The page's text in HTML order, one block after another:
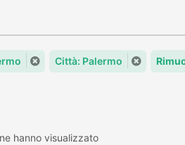
Città: Palermo
hanno visualizzato